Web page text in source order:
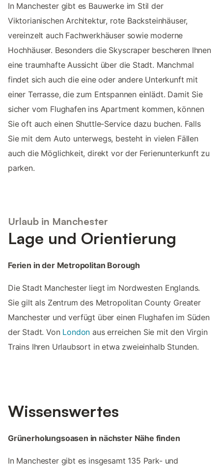
In Manchester gibt es Bauwerke im Stil der
Viktorianischen Architektur, rote Backsteinhäuser,
vereinzelt auch Fachwerkhäuser sowie moderne
Hochhäuser. Besonders die Skyscraper bescheren Ihnen
eine traumhafte Aussicht über die Stadt. Manchmal
findet sich auch die eine oder andere Unterkunft mit
einer Terrasse, die zum Entspannen einlädt. Damit Sie
sicher vom Flughafen ins Apartment kommen, können
Sie oft auch einen Shuttle-Service dazu buchen. Falls
Sie mit dem Auto unterwegs, besteht in vielen Fällen
auch die Möglichkeit, direkt vor der Ferienunterkunft zu
parken.
Urlaub in Manchester
Lage und Orientierung
Ferien in der Metropolitan Borough
Die Stadt Manchester liegt im Nordwesten Englands.
Sie gilt als Zentrum des Metropolitan County Greater
Manchester und verfügt über einen Flughafen im Süden
der Stadt. Von London aus erreichen Sie mit den Virgin
Trains Ihren Urlaubsort in etwa zweieinhalb Stunden.
Wissenswertes
Grünerholungsoasen in nächster Nähe finden
In Manchester gibt es insgesamt 135 Park- und